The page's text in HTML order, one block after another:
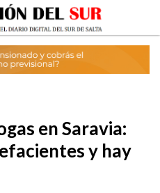
en Saravia:
y hay